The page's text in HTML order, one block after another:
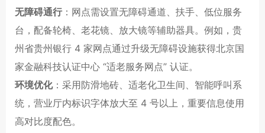
无障碍通行：网点需设置无障碍通道、扶手、低位服务
台，配备轮椅、老花镜、放大镜等辅助器具。例如，贵
州省贵州银行 4 家网点通过升级无障碍设施获得北京国
家金融科技认证中心 “适老服务网点” 认证。
环境优化：采用防滑地砖、适老化卫生间、智能呼叫系
统，营业厅内标识字体放大至 4 号以上，重要信息使用
高对比度配色。